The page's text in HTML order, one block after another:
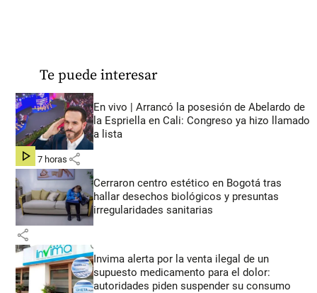
Te puede interesar
En vivo | Arrancó la posesión de Abelardo de
la Espriella en Cali: Congreso ya hizo llamado
a lista
hace 7 horas share
Cerraron centro estético en Bogotá tras
hallar desechos biológicos y presuntas
irregularidades sanitarias
share
Invima alerta por la venta ilegal de un
supuesto medicamento para el dolor:
autoridades piden suspender su consumo